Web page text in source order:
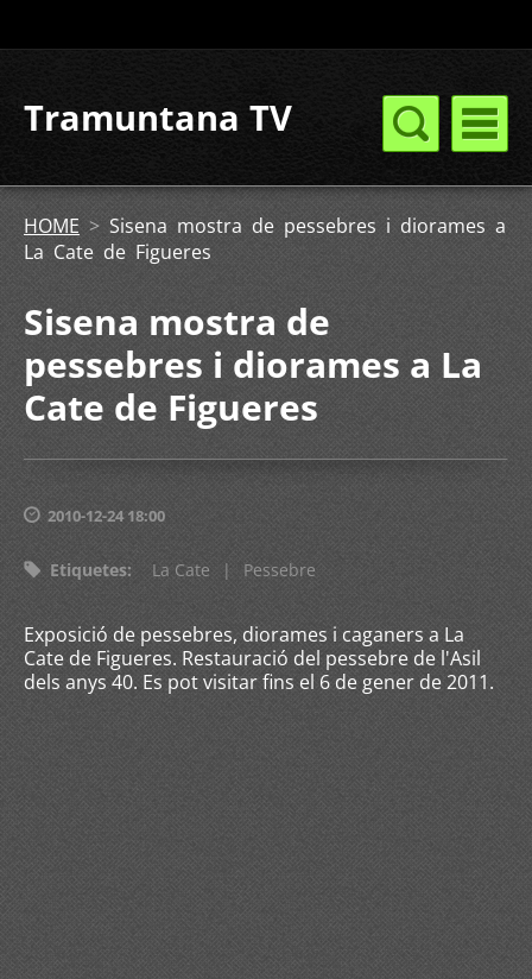
Tramuntana TV
HOME > Sisena mostra de pessebres i diorames a
La Cate de Figueres
Sisena mostra de
pessebres i diorames a La
Cate de Figueres
2010-12-24 18:00
Etiquetes: La Cate | Pessebre
Exposició de pessebres, diorames i caganers a La
Cate de Figueres. Restauració del pessebre de l'Asil
dels anys 40. Es pot visitar fins el 6 de gener de 2011.